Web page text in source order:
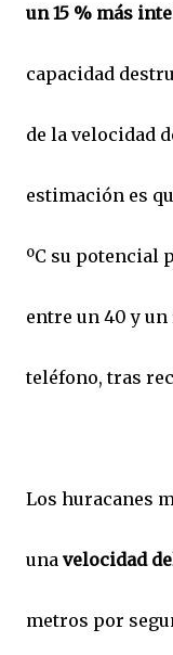
un 15 % más
capacidad
de la velocidad
estimación es
ºC su potencial
entre un 40 y
teléfono, tras
Los huracanes
una velocidad
metros por